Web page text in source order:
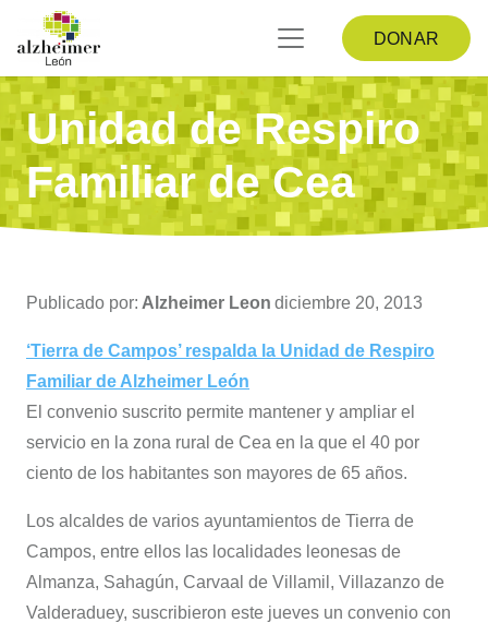
DONAR
Unidad de Respiro
Familiar de Cea
Publicado por: Alzheimer Leon diciembre 20, 2013
‘Tierra de Campos’ respalda la Unidad de Respiro
Familiar de Alzheimer León
El convenio suscrito permite mantener y ampliar el
servicio en la zona rural de Cea en la que el 40 por
ciento de los habitantes son mayores de 65 años.
Los alcaldes de varios ayuntamientos de Tierra de
Campos, entre ellos las localidades leonesas de
Almanza, Sahagún, Carvaal de Villamil, Villazanzo de
Valderaduey, suscribieron este jueves un convenio con